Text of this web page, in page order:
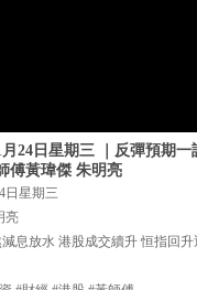
24日星期三 ｜反彈預期
傅黃瑋傑 朱明亮
日星期三
亮
息放水 港股成交續升 恒指回升